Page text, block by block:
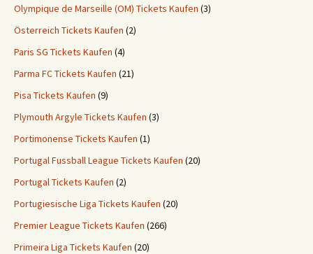
Olympique de Marseille (OM) Tickets Kaufen (3)
Österreich Tickets Kaufen (2)
Paris SG Tickets Kaufen (4)
Parma FC Tickets Kaufen (21)
Pisa Tickets Kaufen (9)
Plymouth Argyle Tickets Kaufen (3)
Portimonense Tickets Kaufen (1)
Portugal Fussball League Tickets Kaufen (20)
Portugal Tickets Kaufen (2)
Portugiesische Liga Tickets Kaufen (20)
Premier League Tickets Kaufen (266)
Primeira Liga Tickets Kaufen (20)